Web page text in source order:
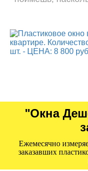
"Окна
Ежемесячно
заказавших